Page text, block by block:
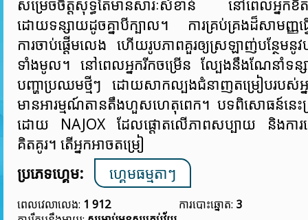
សម្រេចចិត្តសុទ្ធតែមានសារៈសំខាន់ នៅពេលអ្នកខិ
ដោយទន្សាយដូចគ្នាបីក្បាល។ ការគ្រប់គ្រងដ៏សាមញ្ញធ្វ
ការចាប់ផ្តើមលេង ហើយរូបភាពគួរឲ្យស្រឡាញ់បន្ថែមនូ
ទាំងមូល។ នៅពេលអ្នករីកចម្រើន ល្បែងនឹងណែនាំទន្
បញ្ហាប្រឈមថ្មីៗ ដោយសាកល្បងជំនាញតម្រៀបរបស់អ្ន
មានអារម្មណ៍តានតឹងហួសហេតុពេក។ បទពិសោធន៍នេះត្
ដោយ NAJOX ដែលផ្តោតលើភាពសប្បាយ និងការ
គិតគូរ។ តើអ្នកអាចតម្រៀ
ប្រភេទហ្គេម:
ហ្គេមធម្មតាៗ
ពេលវេលាលេង: 1 912 ការបោះឆ្នោត: 3